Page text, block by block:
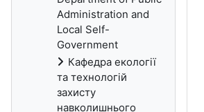
Administration and
Local Self-
Government
Кафедра екології
та технологій
захисту
навколишнього